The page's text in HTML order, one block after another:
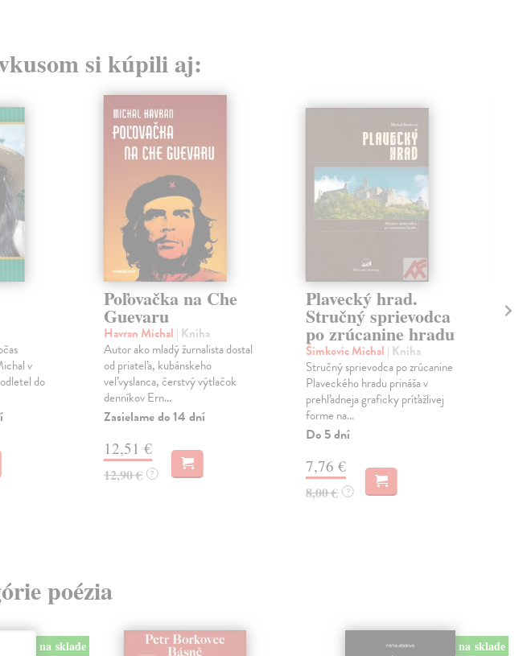
si kúpili aj:
v
do
Poľovačka na Che
Guevaru
Havran Michal | Kniha
Autor ako mladý žurnalista dostal
od priateľa, kubánskeho
veľvyslanca, čerstvý výtlačok
denníkov Ern...
Zasielame do 14 dní
12,51 €
12,90 € ?
Plavecký hrad.
Stručný sprievodca
po zrúcanine hradu
Šimkovic Michal | Kniha
Stručný sprievodca po zrúcanine
Plaveckého hradu prináša v
prehľadneja graficky príťažlivej
forme na...
Do 5 dní
7,76 €
8,00 € ?
poézia
na sklade
na sklade